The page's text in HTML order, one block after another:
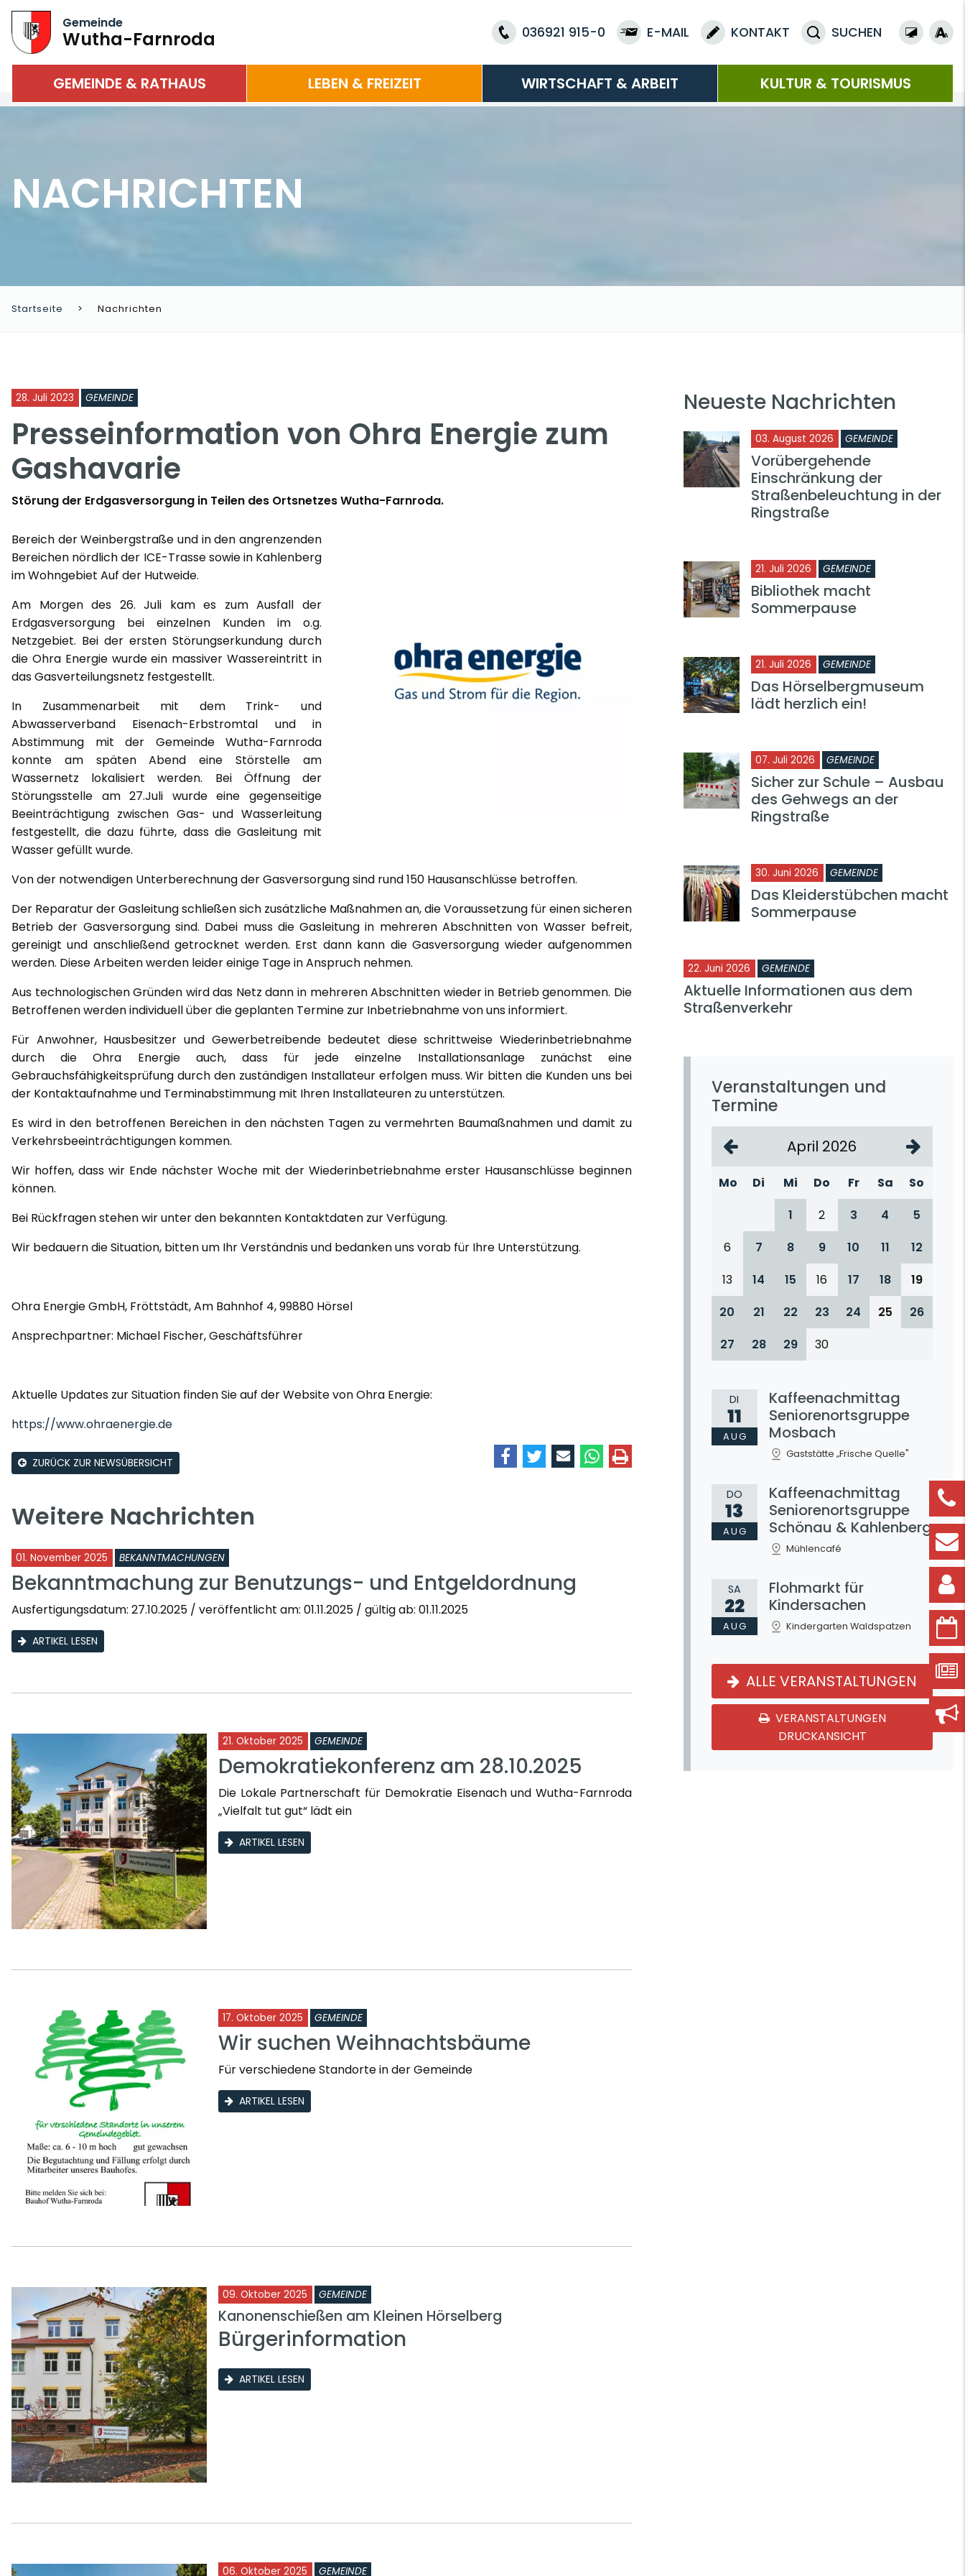
Gemeinde
Wutha-Farnroda 036921 915-0 E-MAIL KONTAKT SUCHEN
GEMEINDE & RATHAUS LEBEN & FREIZEIT WIRTSCHAFT & ARBEIT KULTUR & TOURISMUS
NACHRICHTEN
Startseite Nachrichten
28. Juli 2023 GEMEINDE
Presseinformation von Ohra Energie zum
Gashavarie
Störung der Erdgasversorgung in Teilen des Ortsnetzes Wutha-Farnroda.
Bereich der Weinbergstraße und in den angrenzenden
Bereichen nördlich der ICE-Trasse sowie in Kahlenberg
im Wohngebiet Auf der Hutweide.
Am Morgen des 26. Juli kam es zum Ausfall der
Erdgasversorgung bei einzelnen Kunden im o.g.
Netzgebiet. Bei der ersten Störungserkundung durch
die Ohra Energie wurde ein massiver Wassereintritt in
das Gasverteilungsnetz festgestellt.
In Zusammenarbeit mit dem Trink- und
Abwasserverband Eisenach-Erbstromtal und in
Abstimmung mit der Gemeinde Wutha-Farnroda
konnte am späten Abend eine Störstelle am
Wassernetz lokalisiert werden. Bei Öffnung der
Störungsstelle am 27.Juli wurde eine gegenseitige
Beeinträchtigung zwischen Gas- und Wasserleitung
festgestellt, die dazu führte, dass die Gasleitung mit
Wasser gefüllt wurde.
Von der notwendigen Unterberechnung der Gasversorgung sind rund 150 Hausanschlüsse betroffen.
Der Reparatur der Gasleitung schließen sich zusätzliche Maßnahmen an, die Voraussetzung für einen sicheren
Betrieb der Gasversorgung sind. Dabei muss die Gasleitung in mehreren Abschnitten von Wasser befreit,
gereinigt und anschließend getrocknet werden. Erst dann kann die Gasversorgung wieder aufgenommen
werden. Diese Arbeiten werden leider einige Tage in Anspruch nehmen.
Aus technologischen Gründen wird das Netz dann in mehreren Abschnitten wieder in Betrieb genommen. Die
Betroffenen werden individuell über die geplanten Termine zur Inbetriebnahme von uns informiert.
Für Anwohner, Hausbesitzer und Gewerbetreibende bedeutet diese schrittweise Wiederinbetriebnahme
durch die Ohra Energie auch, dass für jede einzelne Installationsanlage zunächst eine
Gebrauchsfähigkeitsprüfung durch den zuständigen Installateur erfolgen muss. Wir bitten die Kunden uns bei
der Kontaktaufnahme und Terminabstimmung mit Ihren Installateuren zu unterstützen.
Es wird in den betroffenen Bereichen in den nächsten Tagen zu vermehrten Baumaßnahmen und damit zu
Verkehrsbeeinträchtigungen kommen.
Wir hoffen, dass wir Ende nächster Woche mit der Wiederinbetriebnahme erster Hausanschlüsse beginnen
können.
Bei Rückfragen stehen wir unter den bekannten Kontaktdaten zur Verfügung.
Wir bedauern die Situation, bitten um Ihr Verständnis und bedanken uns vorab für Ihre Unterstützung.
Ohra Energie GmbH, Fröttstädt, Am Bahnhof 4, 99880 Hörsel
Ansprechpartner: Michael Fischer, Geschäftsführer
Aktuelle Updates zur Situation finden Sie auf der Website von Ohra Energie:
https://www.ohraenergie.de
ZURÜCK ZUR NEWSÜBERSICHT
Weitere Nachrichten
01. November 2025 BEKANNTMACHUNGEN
Bekanntmachung zur Benutzungs- und Entgeldordnung
Ausfertigungsdatum: 27.10.2025 / veröffentlicht am: 01.11.2025 / gültig ab: 01.11.2025
ARTIKEL LESEN
21. Oktober 2025 GEMEINDE
Demokratiekonferenz am 28.10.2025
Die Lokale Partnerschaft für Demokratie Eisenach und Wutha-Farnroda
„Vielfalt tut gut“ lädt ein
ARTIKEL LESEN
17. Oktober 2025 GEMEINDE
Wir suchen Weihnachtsbäume
Für verschiedene Standorte in der Gemeinde
ARTIKEL LESEN
09. Oktober 2025 GEMEINDE
Kanonenschießen am Kleinen Hörselberg
Bürgerinformation
ARTIKEL LESEN
06. Oktober 2025 GEMEINDE
Neueste Nachrichten
03. August 2026 GEMEINDE
Vorübergehende
Einschränkung der
Straßenbeleuchtung in der
Ringstraße
21. Juli 2026 GEMEINDE
Bibliothek macht
Sommerpause
21. Juli 2026 GEMEINDE
Das Hörselbergmuseum
lädt herzlich ein!
07. Juli 2026 GEMEINDE
Sicher zur Schule – Ausbau
des Gehwegs an der
Ringstraße
30. Juni 2026 GEMEINDE
Das Kleiderstübchen macht
Sommerpause
22. Juni 2026 GEMEINDE
Aktuelle Informationen aus dem
Straßenverkehr
Veranstaltungen und
Termine
April 2026
Mo Di Mi Do Fr Sa
So
1
2 3 4
5
6
7 8 9 10 11
12
13
14 15 16 17 18
19
20
21 22 23 24 25
26
27
28 29 30
DI
11
AUG
Kaffeenachmittag
Seniorenortsgruppe
Mosbach
Gaststätte „Frische Quelle"
DO
13
AUG
Kaffeenachmittag
Seniorenortsgruppe
Schönau & Kahlenberg
Mühlencafé
SA
22
AUG
Flohmarkt für
Kindersachen
Kindergarten Waldspatzen
ALLE VERANSTALTUNGEN
VERANSTALTUNGEN
DRUCKANSICHT